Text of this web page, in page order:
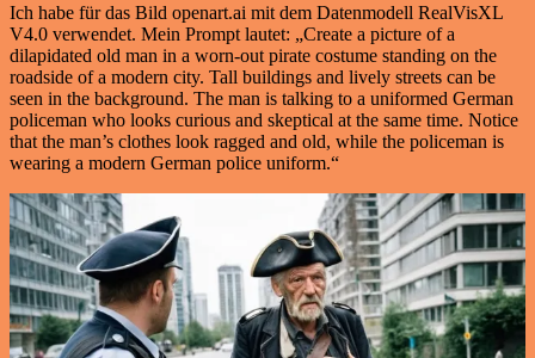
Ich habe für das Bild openart.ai mit dem Datenmodell RealVisXL
V4.0 verwendet. Mein Prompt lautet: „Create a picture of a
dilapidated old man in a worn-out pirate costume standing on the
roadside of a modern city. Tall buildings and lively streets can be
seen in the background. The man is talking to a uniformed German
policeman who looks curious and skeptical at the same time. Notice
that the man’s clothes look ragged and old, while the policeman is
wearing a modern German police uniform.“